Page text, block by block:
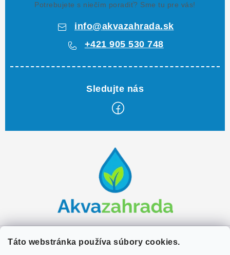
Táto webstránka používa súbory cookies.
Potrebujete s niečím poradiť? Sme tu pre vás!
info@akvazahrada.sk
+421 905 530 748
e
Zákaznícky servis